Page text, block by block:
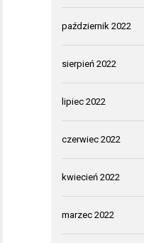
październik 2022
sierpień 2022
lipiec 2022
czerwiec 2022
kwiecień 2022
marzec 2022